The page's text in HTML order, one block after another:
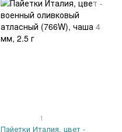
1
Пайетки Италия, цвет -